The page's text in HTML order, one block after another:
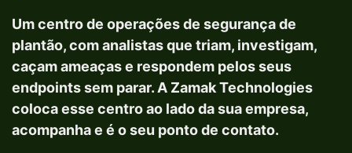
Um centro de operações de segurança de
plantão, com analistas que triam, investigam,
caçam ameaças e respondem pelos seus
endpoints sem parar. A Zamak Technologies
coloca esse centro ao lado da sua empresa,
acompanha e é o seu ponto de contato.